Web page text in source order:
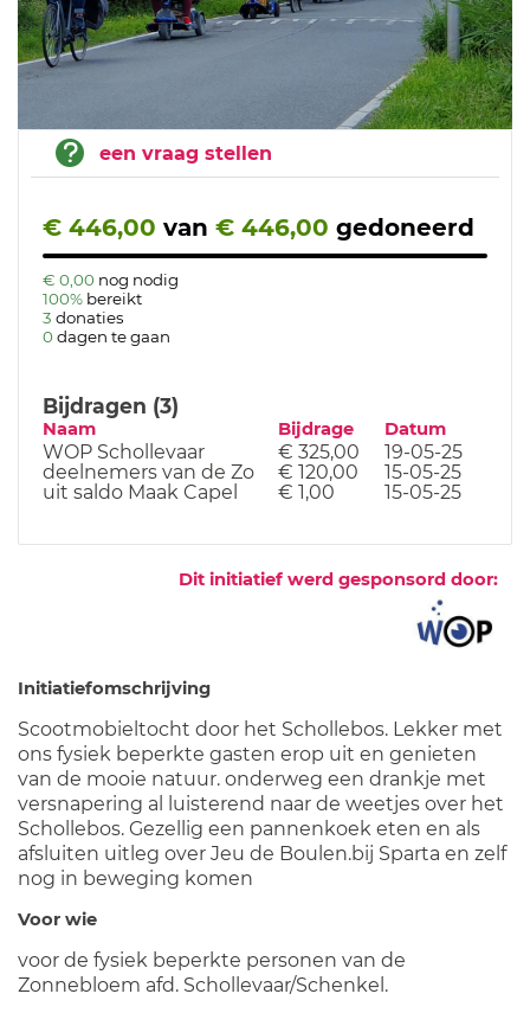
een vraag stellen
€ 446,00 van € 446,00 gedoneerd
€ 0,00 nog nodig
100% bereikt
3 donaties
0 dagen te gaan
Bijdragen (3)
Naam Bijdrage Datum
WOP Schollevaar € 325,00
19-05-25
deelnemers van de Zo
€ 120,00
15-05-25
uit saldo Maak Capel
€ 1,00 15-05-25
Dit initiatief werd gesponsord door:
Initiatiefomschrijving
Scootmobieltocht door het Schollebos. Lekker met
ons fysiek beperkte gasten erop uit en genieten
van de mooie natuur. onderweg een drankje met
versnapering al luisterend naar de weetjes over het
Schollebos. Gezellig een pannenkoek eten en als
afsluiten uitleg over Jeu de Boulen.bij Sparta en zelf
nog in beweging komen
Voor wie
voor de fysiek beperkte personen van de
Zonnebloem afd. Schollevaar/Schenkel.